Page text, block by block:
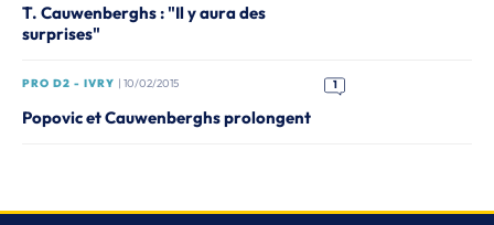
T. Cauwenberghs : "Il y aura des
surprises"
PRO D2 - IVRY | 10/02/2015 1
Popovic et Cauwenberghs prolongent